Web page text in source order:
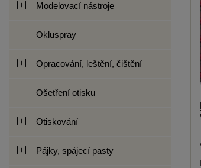
Modelovací nástroje
Okluspray
Opracování, leštění, čištění
Ošetření otisku
Otiskování
Pájky, spájecí pasty